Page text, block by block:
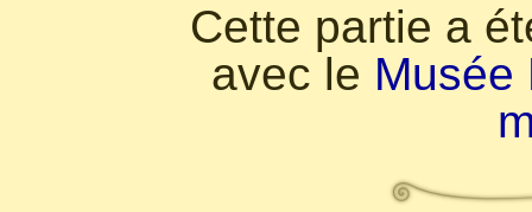
Cette partie a
avec le Musée